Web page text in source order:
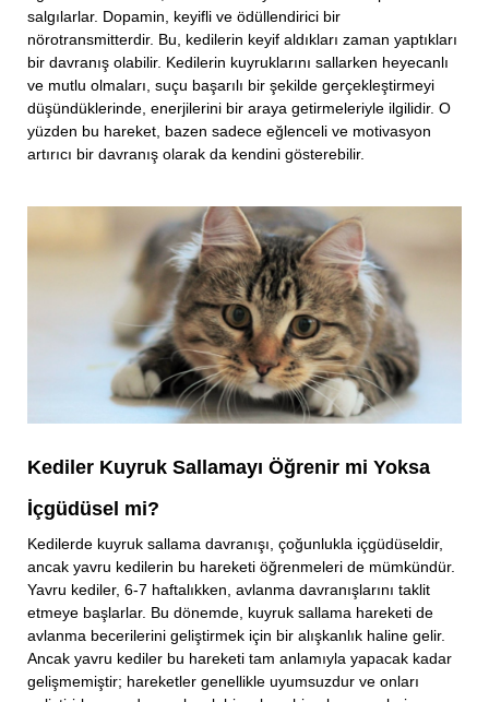
salgılarlar. Dopamin, keyifli ve ödüllendirici bir
nörotransmitterdir. Bu, kedilerin keyif aldıkları zaman yaptıkları
bir davranış olabilir. Kedilerin kuyruklarını sallarken heyecanlı
ve mutlu olmaları, suçu başarılı bir şekilde gerçekleştirmeyi
düşündüklerinde, enerjilerini bir araya getirmeleriyle ilgilidir. O
yüzden bu hareket, bazen sadece eğlenceli ve motivasyon
artırıcı bir davranış olarak da kendini gösterebilir.
Kediler Kuyruk Sallamayı Öğrenir mi Yoksa
İçgüdüsel mi?
Kedilerde kuyruk sallama davranışı, çoğunlukla içgüdüseldir,
ancak yavru kedilerin bu hareketi öğrenmeleri de mümkündür.
Yavru kediler, 6-7 haftalıkken, avlanma davranışlarını taklit
etmeye başlarlar. Bu dönemde, kuyruk sallama hareketi de
avlanma becerilerini geliştirmek için bir alışkanlık haline gelir.
Ancak yavru kediler bu hareketi tam anlamıyla yapacak kadar
gelişmemiştir; hareketler genellikle uyumsuzdur ve onları